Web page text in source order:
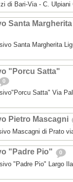
di Bari-Via - C. Ulpiani
Santa Margherita
Santa Margherita
"Porcu Satta"
0
Satta" Via
Pietro Mascagni
Mascagni di Prato
"Padre Pio" 0
"Padre Pio" Largo